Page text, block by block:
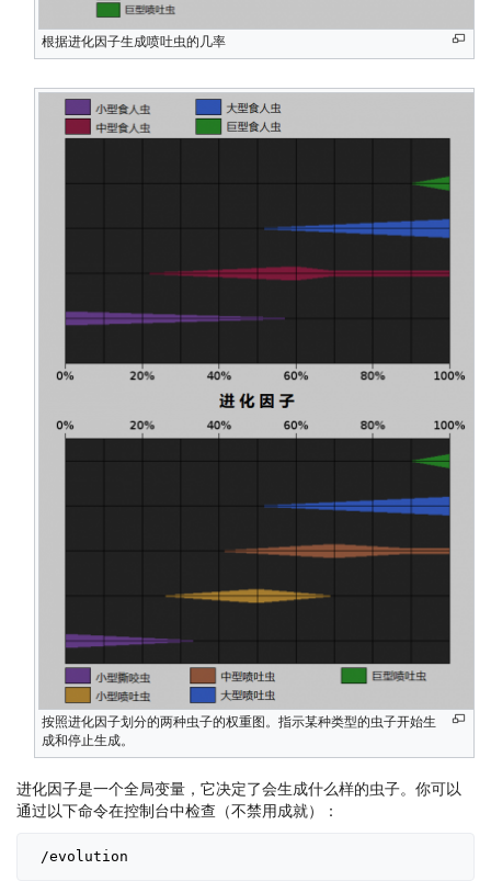
根据进化因子生成喷吐虫的几率
按照进化因子划分的两种虫子的权重图。指示某种类型的虫子开始生
成和停止生成。
进化因子是一个全局变量，它决定了会生成什么样的虫子。你可以
通过以下命令在控制台中检查（不禁用成就）：